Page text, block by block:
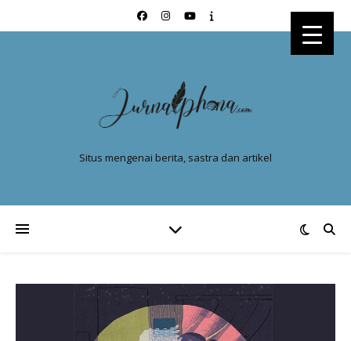
Situs mengenai berita, sastra dan artikel